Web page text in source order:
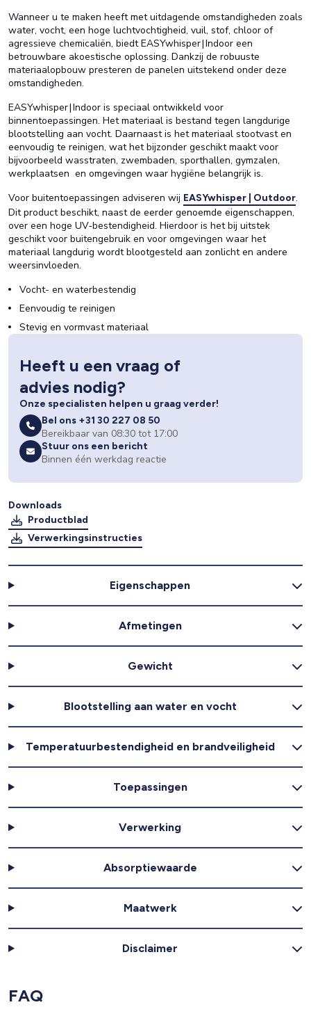
Wanneer u te maken heeft met uitdagende omstandigheden zoals
water, vocht, een hoge luchtvochtigheid, vuil, stof, chloor of
agressieve chemicaliën, biedt EASYwhisper | Indoor een
betrouwbare akoestische oplossing. Dankzij de robuuste
materiaalopbouw presteren de panelen uitstekend onder deze
omstandigheden.
EASYwhisper | Indoor is speciaal ontwikkeld voor
binnentoepassingen. Het materiaal is bestand tegen langdurige
blootstelling aan vocht. Daarnaast is het materiaal stootvast en
eenvoudig te reinigen, wat het bijzonder geschikt maakt voor
bijvoorbeeld wasstraten, zwembaden, sporthallen, gymzalen,
werkplaatsen en omgevingen waar hygiëne belangrijk is.
Voor buitentoepassingen adviseren wij EASYwhisper | Outdoor.
Dit product beschikt, naast de eerder genoemde eigenschappen,
over een hoge UV‑bestendigheid. Hierdoor is het bij uitstek
geschikt voor buitengebruik en voor omgevingen waar het
materiaal langdurig wordt blootgesteld aan zonlicht en andere
weersinvloeden.
Vocht- en waterbestendig
Eenvoudig te reinigen
Stevig en vormvast materiaal
Heeft u een vraag of
advies nodig?
Onze specialisten helpen u graag verder!
Bel ons +31 30 227 08 50
Bereikbaar van 08:30 tot 17:00
Stuur ons een bericht
Binnen één werkdag reactie
Downloads
Productblad
Verwerkingsinstructies
Eigenschappen
Afmetingen
Gewicht
Blootstelling aan water en vocht
Temperatuurbestendigheid en brandveiligheid
Toepassingen
Verwerking
Absorptiewaarde
Maatwerk
Disclaimer
FAQ